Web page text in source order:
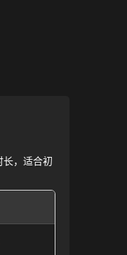
，适合初